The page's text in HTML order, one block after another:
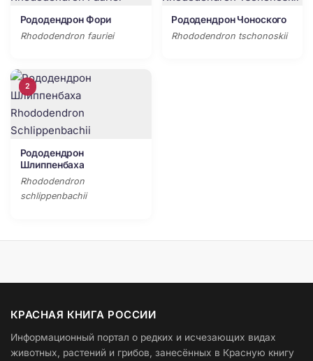
Рододендрон Фори
Rhododendron fauriei
Рододендрон Чоноского
Rhododendron tschonoskii
2
Рододендрон
Шлиппенбаха
Rhododendron
schlippenbachii
КРАСНАЯ КНИГА РОССИИ
Информационный портал о редких и исчезающих видах
животных, растений и грибов, занесённых в Красную книгу